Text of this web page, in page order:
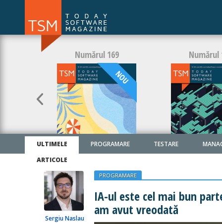
NOU
Numărul 169 Numărul
ULTIMELE
ARTICOLE
PROGRAMARE TESTARE
Sergiu Naslau
PROGRAMARE
IA-ul este cel mai bun
am avut vreodată